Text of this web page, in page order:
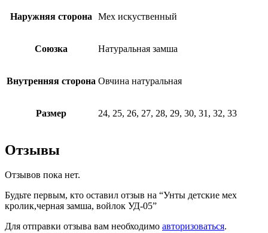
Наружняя сторона Мех искуственный
Союзка Натуральная замша
Внутренняя сторона Овчина натуральная
Размер 24, 25, 26, 27, 28, 29, 30, 31, 32, 33
Отзывы
Отзывов пока нет.
Будьте первым, кто оставил отзыв на “Унты детские мех
кролик,черная замша, войлок УД-05”
Для отправки отзыва вам необходимо авторизоваться.